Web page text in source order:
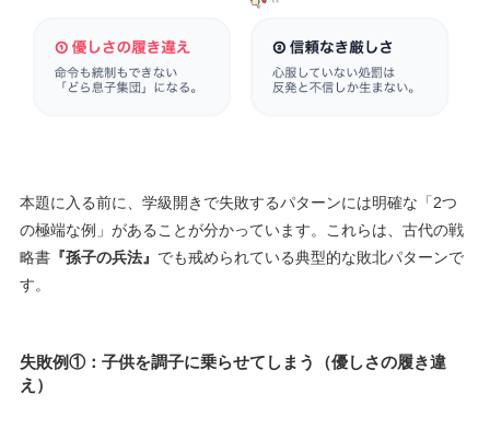
本題に入る前に、学級開きで失敗するパターンには明確な「2つ
の極端な例」があることが分かっています。これらは、古代の戦
略書『孫子の兵法』 でも戒められている典型的な敗北パターンで
す。
失敗例①：子供を調子に乗らせてしまう（優しさの履き違
え）